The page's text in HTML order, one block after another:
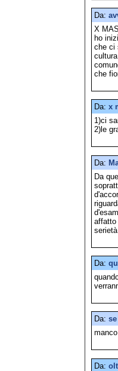
Da:
X
ho
che ci
che
Da: x
1)ci
2)le
Da:
Da
affatto
Da:
Da: se
Da: